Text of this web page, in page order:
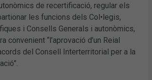
de recertificació, regular els
les funcions dels Col•legis,
i Consells Generals i autonòmics,
convenient “l’aprovació d’un Reial
del Consell Interterritorial per a la